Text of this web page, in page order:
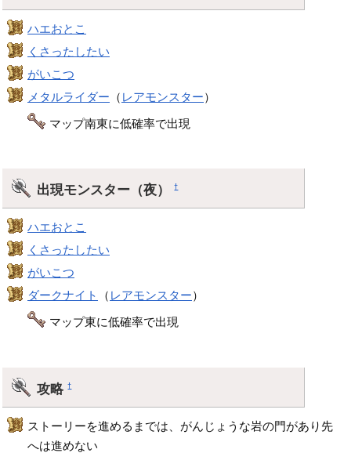
ハエおとこ
くさったしたい
がいこつ
メタルライダー （ レアモンスター）
マップ南東に低確率で出現
出現モンスター（夜）†
ハエおとこ
くさったしたい
がいこつ
ダークナイト
（ レアモンスター）
マップ東に低確率で出現
攻略†
ストーリーを進めるまでは、がんじょうな岩の門があり先
へは進めない